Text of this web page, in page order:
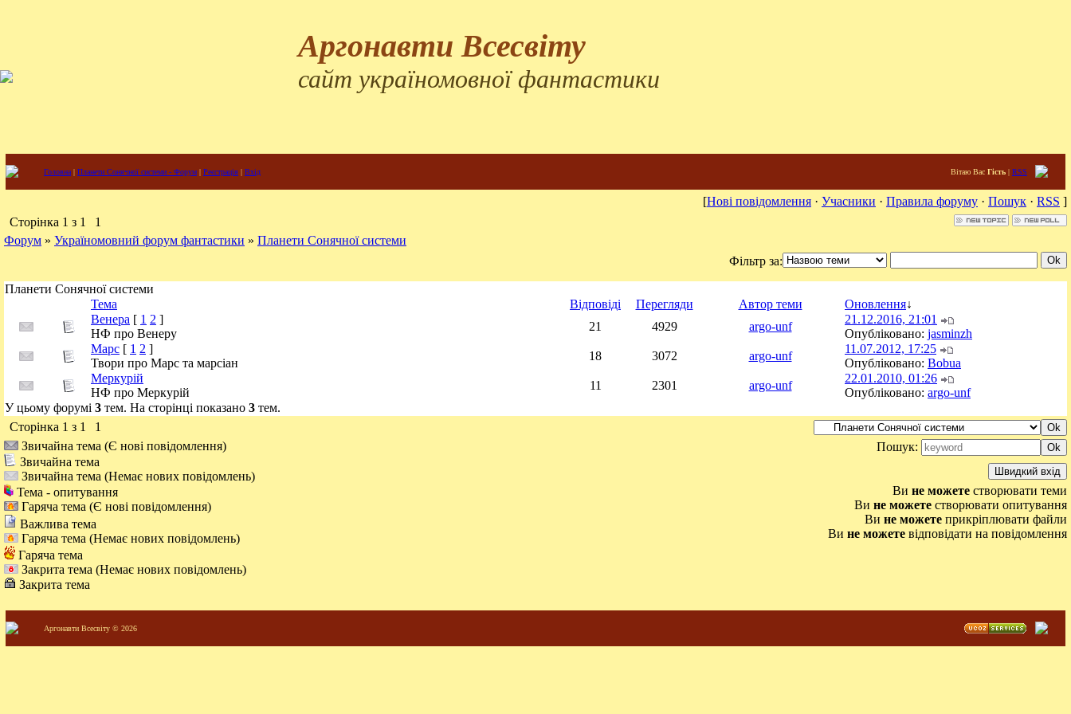
Аргонавти Всесвіту
сайт україномовної фантастики
Головна | Планети Сонячної системи - Форум | Реєстрація | Вхід Вітаю Вас Гість | RSS
[Нові повідомлення · Учасники · Правила форуму · Пошук · RSS ]
Сторінка 1 з 1
1
Форум » Україномовний форум фантастики » Планети Сонячної системи
Фільтр за:
Планети Сонячної системи
Тема
Відповіді Перегляди Автор теми Оновлення↓
Венера [ 1 2 ]
НФ про Венеру
21 4929 argo-unf
21.12.2016, 21:01
Опубліковано: jasminzh
Марс [ 1 2 ]
Твори про Марс та марсіан
18 3072 argo-unf
11.07.2012, 17:25
Опубліковано: Bobua
Меркурій
НФ про Меркурій
11 2301 argo-unf
22.01.2010, 01:26
Опубліковано: argo-unf
У цьому форумі 3 тем. На сторінці показано 3 тем.
Сторінка 1 з 1
1
Звичайна тема (Є нові повідомлення)
Звичайна тема
Звичайна тема (Немає нових повідомлень)
Тема - опитування
Гаряча тема (Є нові повідомлення)
Важлива тема
Гаряча тема (Немає нових повідомлень)
Гаряча тема
Закрита тема (Немає нових повідомлень)
Закрита тема
Пошук:
Ви не можете створювати теми
Ви не можете створювати опитування
Ви не можете прикріплювати файли
Ви не можете відповідати на повідомлення
Аргонавти Всесвіту © 2026